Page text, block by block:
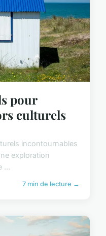
pour
culturels
incontournables
exploration
...
7 min de lecture →